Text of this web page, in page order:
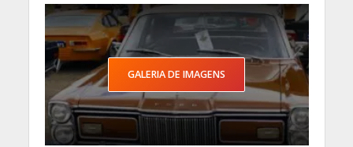
GALERIA DE IMAGENS